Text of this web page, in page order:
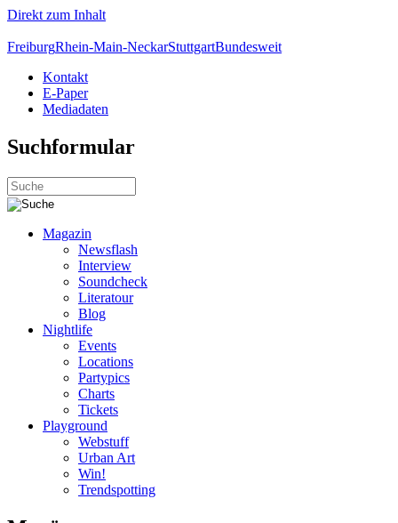
Direkt zum Inhalt
FreiburgRhein-Main-NeckarStuttgartBundesweit
Kontakt
E-Paper
Mediadaten
Suchformular
Magazin
Newsflash
Interview
Soundcheck
Literatour
Blog
Nightlife
Events
Locations
Partypics
Charts
Tickets
Playground
Webstuff
Urban Art
Win!
Trendspotting